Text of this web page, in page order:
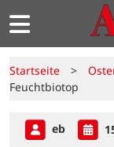
Startseite >
Feuchtbiotop
eb